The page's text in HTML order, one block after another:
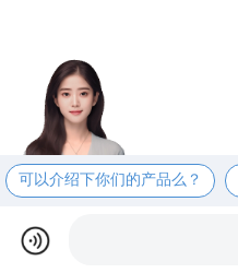
可以介绍下你们的产品么？